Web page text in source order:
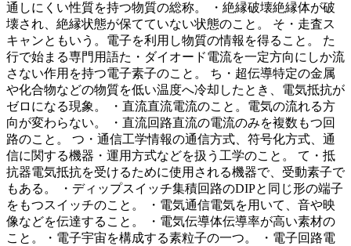
通しにくい性質を持つ物質の総称。 ・絶縁破壊絶縁体が破
壊され、絶縁状態が保てていない状態のこと。 そ・走査ス
キャンともいう。電子を利用し物質の情報を得ること。 た
行で始まる専門用語た・ダイオード電流を一定方向にしか流
さない作用を持つ電子素子のこと。 ち・超伝導特定の金属
や化合物などの物質を低い温度へ冷却したとき、電気抵抗が
ゼロになる現象。 ・直流直流電流のこと。電気の流れる方
向が変わらない。 ・直流回路直流の電流のみを複数もつ回
路のこと。 つ・通信工学情報の通信方式、符号化方式、通
信に関する機器・運用方式などを扱う工学のこと。 て・抵
抗器電気抵抗を受けるために使用される機器で、受動素子で
もある。 ・ディップスイッチ集積回路のDIPと同じ形の端子
をもつスイッチのこと。 ・電気通信電気を用いて、音や映
像などを伝達すること。 ・電気伝導体伝導率が高い素材の
こと。・電子宇宙を構成する素粒子の一つ。 ・電子回路電